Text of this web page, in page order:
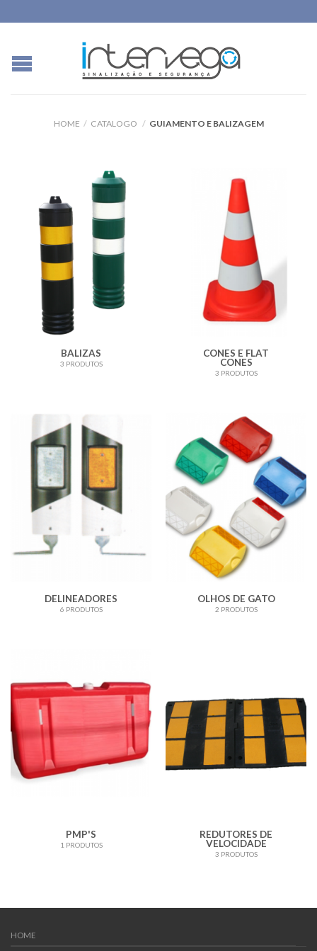
HOME / CATALOGO / GUIAMENTO E BALIZAGEM
BALIZAS
3 PRODUTOS
CONES E FLAT
CONES
3 PRODUTOS
DELINEADORES
6 PRODUTOS
OLHOS DE GATO
2 PRODUTOS
PMP'S
1 PRODUTOS
REDUTORES DE
VELOCIDADE
3 PRODUTOS
HOME